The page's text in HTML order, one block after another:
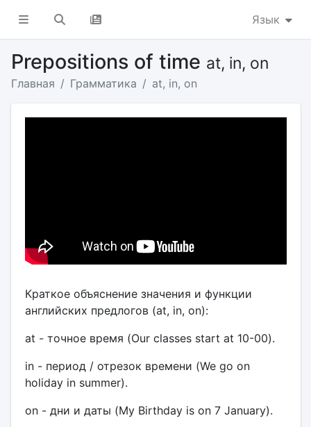
Язык
Prepositions of time at, in, on
Главная Грамматика at, in, on
Краткое объяснение значения и функции
английских предлогов (at, in, on):
at - точное время (Our classes start at 10-00).
in - период / отрезок времени (We go on
holiday in summer).
on - дни и даты (My Birthday is on 7 January).